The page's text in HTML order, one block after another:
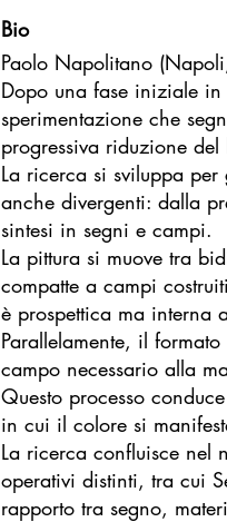
Bio
Paolo Napolitano
Dopo una fase iniziale
sperimentazione che
progressiva riduzione
La ricerca si sviluppa
anche divergenti: dalla
sintesi in segni e campi.
La pittura si muove tra
compatte a campi
è prospettica ma interna
Parallelamente, il
campo necessario alla
Questo processo
in cui il colore si
La ricerca confluisce nel
operativi distinti, tra cui
rapporto tra segno,